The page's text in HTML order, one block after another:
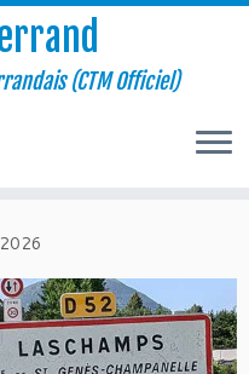
(CTM Officiel)